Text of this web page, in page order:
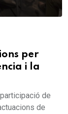
per
i la
de
de